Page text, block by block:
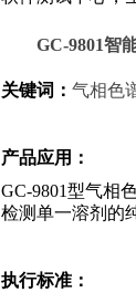
GC-9801智
关键词： 气相色
产品应用：
GC-9801型气相
检测单一溶剂的
执行标准：